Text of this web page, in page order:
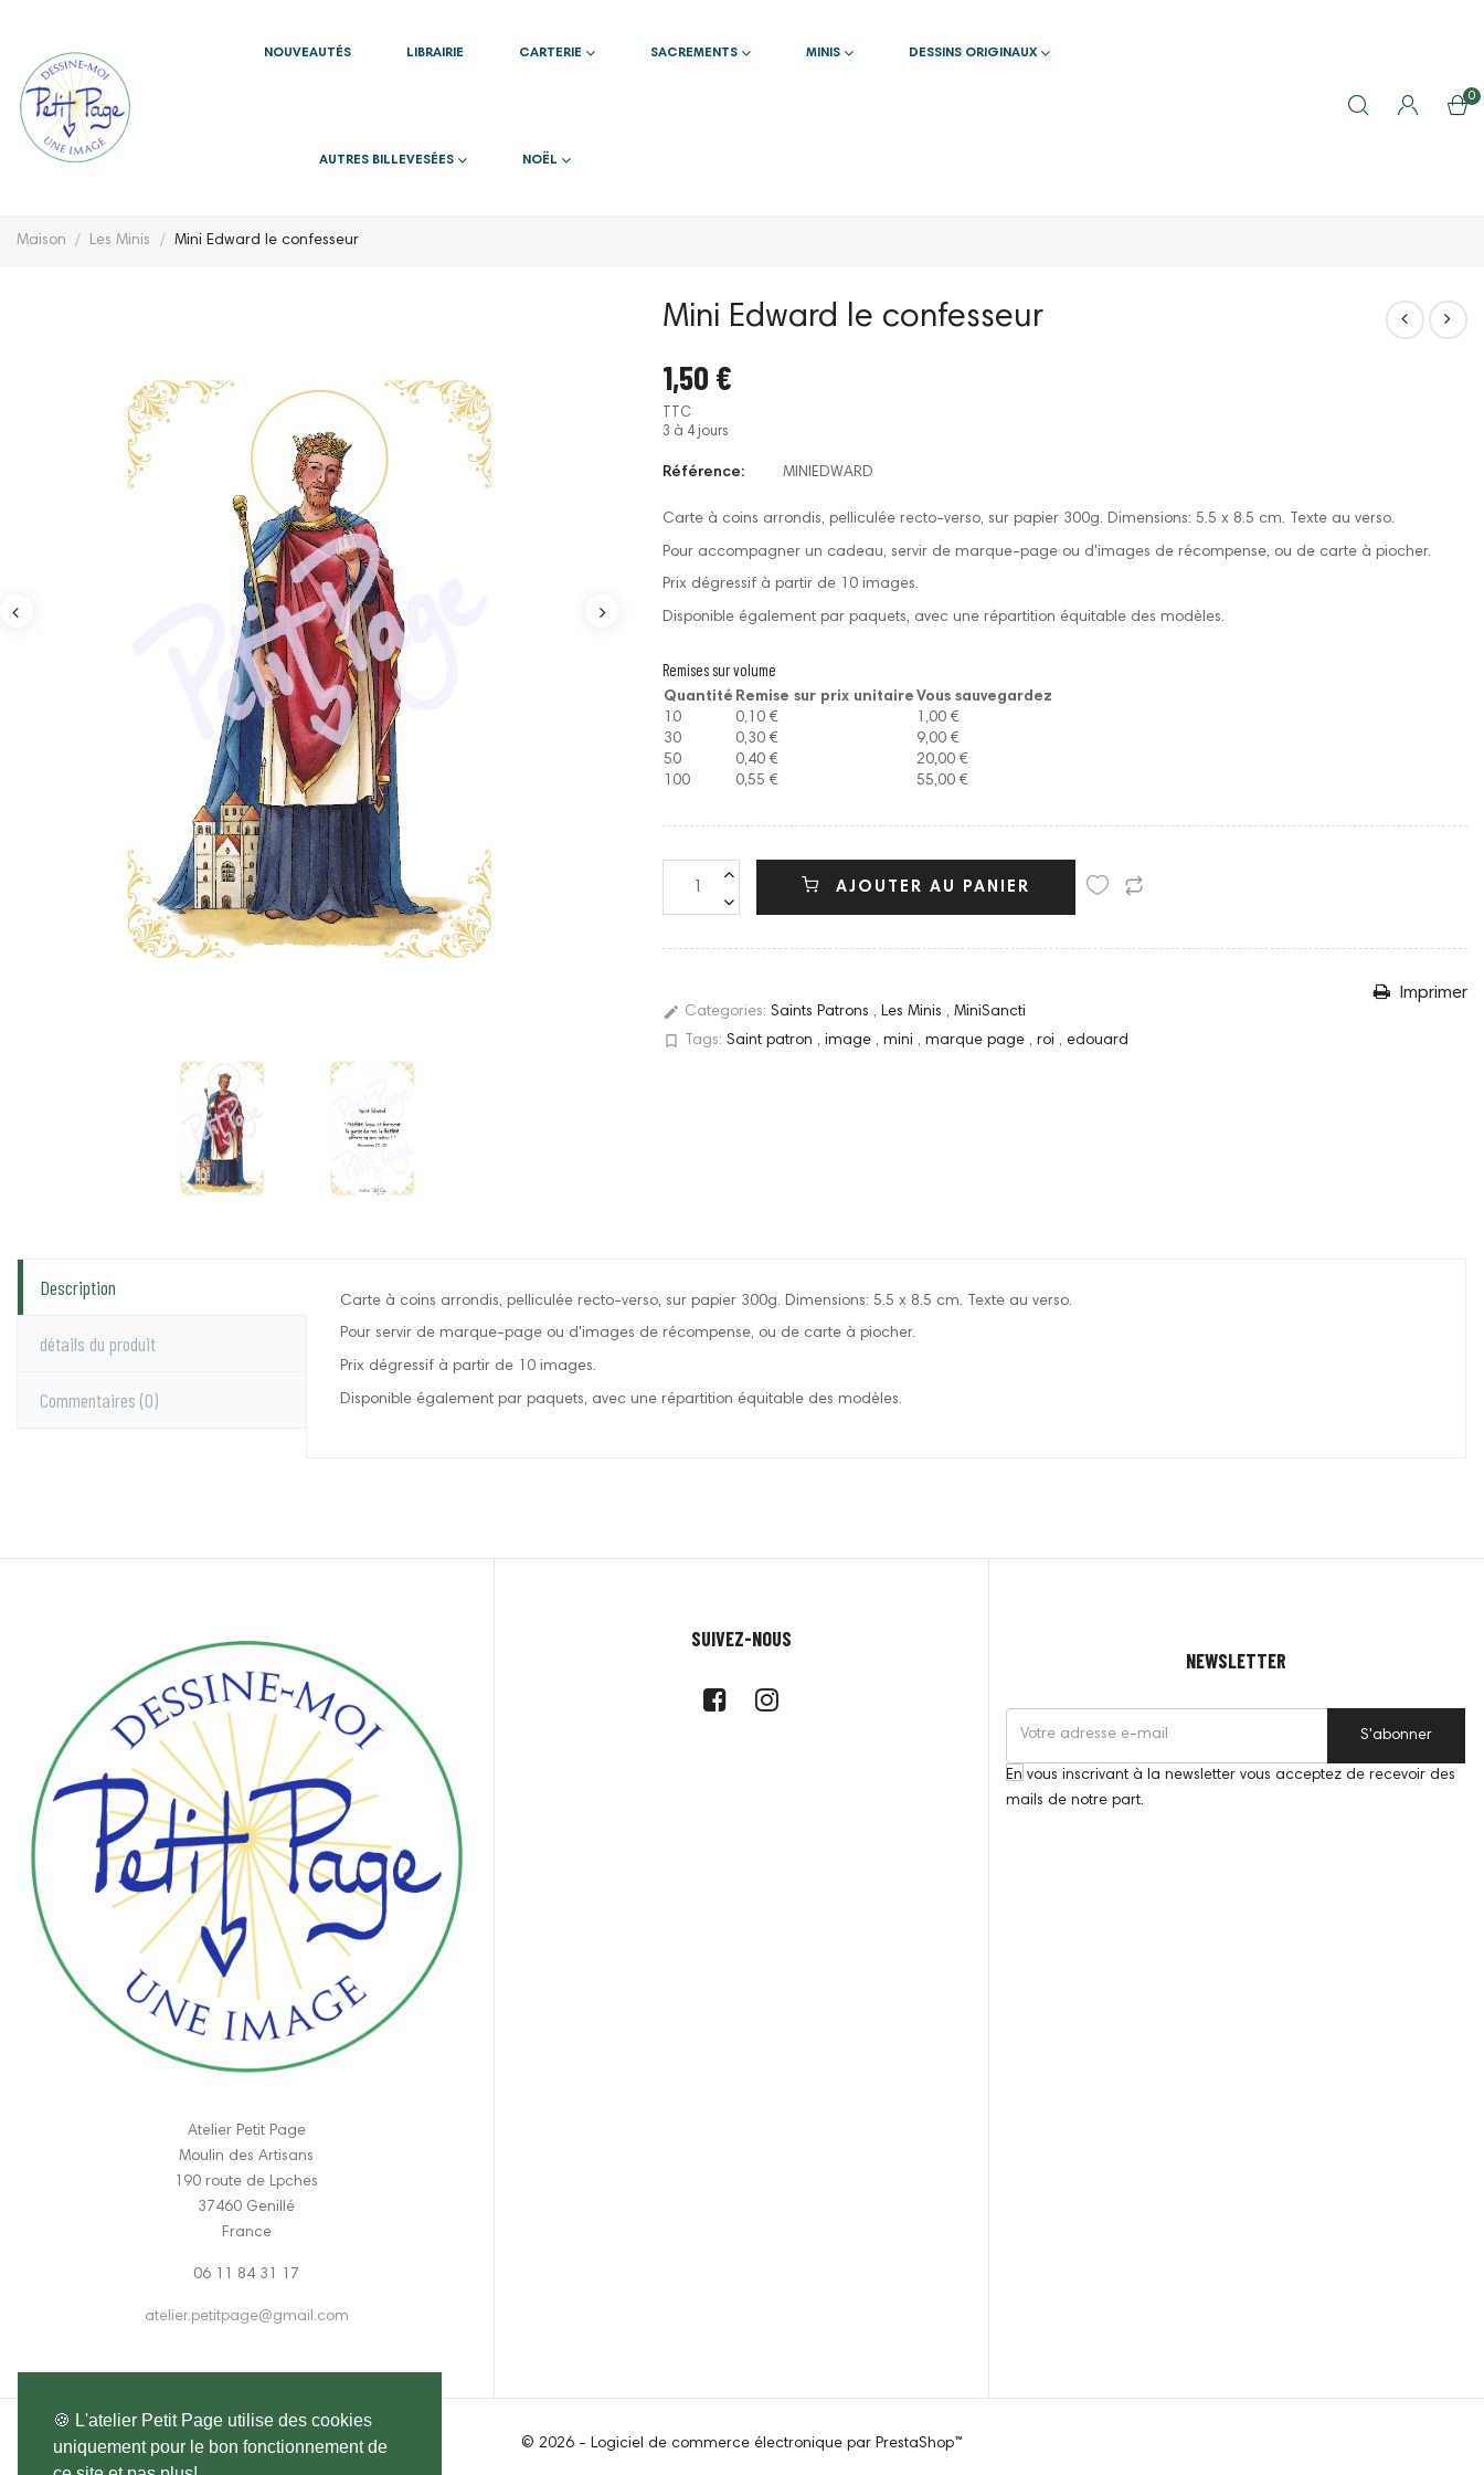
🍪 L'atelier Petit Page utilise des cookies
uniquement pour le bon fonctionnement de
NOUVEAUTÉS LIBRAIRIE CARTERIE SACREMENTS MINIS DESSINS ORIGINAUX
AUTRES BILLEVESÉES NOËL
0
Maison Les Minis Mini Edward le confesseur
Mini Edward le confesseur
1,50 €
TTC
3 à 4 jours
Référence: MINIEDWARD
Carte à coins arrondis, pelliculée recto-verso, sur papier 300g. Dimensions: 5.5 x 8.5 cm. Texte au verso.
Pour accompagner un cadeau, servir de marque-page ou d'images de récompense, ou de carte à piocher.
Prix dégressif à partir de 10 images.
Disponible également par paquets, avec une répartition équitable des modèles.
Remises sur volume
Quantité Remise sur prix unitaire Vous sauvegardez
10
0,10 €
1,00 €
30
0,30 €
9,00 €
50
0,40 €
20,00 €
100
0,55 € 55,00 €
AJOUTER AU PANIER
Imprimer
edit Categories: Saints Patrons , Les Minis , MiniSancti
bookmark_border Tags: Saint patron , image , mini , marque page , roi , edouard
Description
détails du produit
Commentaires (0)
Carte à coins arrondis, pelliculée recto-verso, sur papier 300g. Dimensions: 5.5 x 8.5 cm. Texte au verso.
Pour servir de marque-page ou d'images de récompense, ou de carte à piocher.
Prix dégressif à partir de 10 images.
Disponible également par paquets, avec une répartition équitable des modèles.
Atelier Petit Page
Moulin des Artisans
190 route de Lpches
37460 Genillé
France
06 11 84 31 17
atelier.petitpage@gmail.com
SUIVEZ-NOUS
NEWSLETTER
S'abonner
En vous inscrivant à la newsletter vous acceptez de recevoir des
mails de notre part.
© 2026 - Logiciel de commerce électronique par PrestaShop™